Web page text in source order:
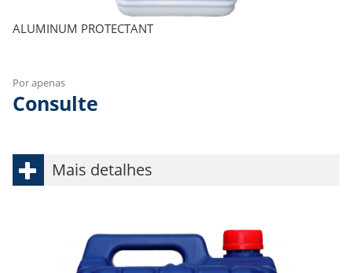
ALUMINUM PROTECTANT
Por apenas
Consulte
Mais detalhes